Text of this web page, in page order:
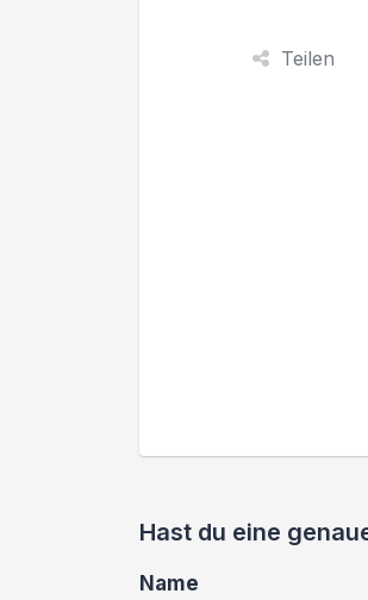
Teilen
Hast du eine
Name